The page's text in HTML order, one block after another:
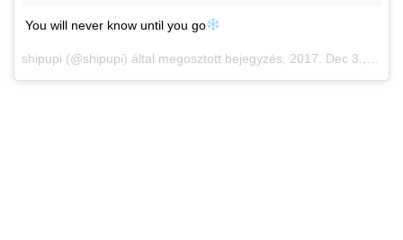
You will never know until you go
shipupi (@shipupi) által megosztott bejegyzés, 2017. Dec 3., 08:02 PST